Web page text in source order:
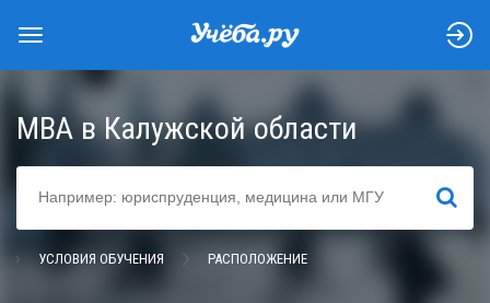
MBA в Калужской области
НАЙТИ
УСЛОВИЯ ОБУЧЕНИЯ РАСПОЛОЖЕНИЕ